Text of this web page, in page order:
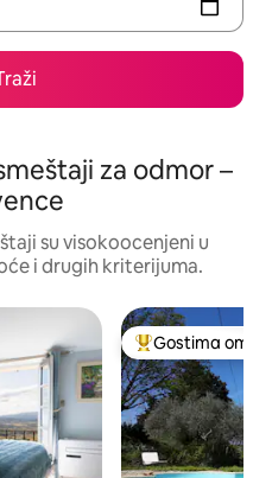
za odmor –
su visokoocenjeni u
i drugih kriterijuma.
Najuspešniji
Gostima